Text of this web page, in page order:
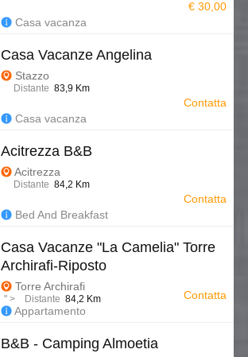
Casa vacanza
€ 30,00
Casa Vacanze Angelina
Stazzo
Distante 83,9 Km
Casa vacanza
Contatta
Acitrezza B&B
Acitrezza
Distante 84,2 Km
Bed And Breakfast
Contatta
Casa Vacanze "La Camelia" Torre
Archirafi-Riposto
Torre Archirafi
" > Distante 84,2 Km
Appartamento
Contatta
B&B - Camping Almoetia